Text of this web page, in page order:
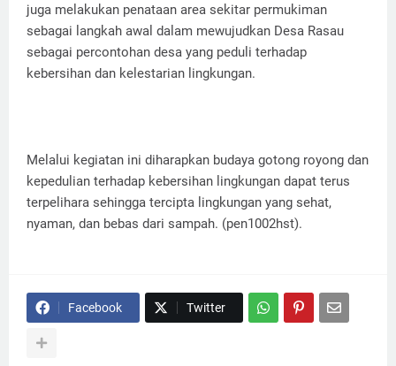
juga melakukan penataan area sekitar permukiman
sebagai langkah awal dalam mewujudkan Desa Rasau
sebagai percontohan desa yang peduli terhadap
kebersihan dan kelestarian lingkungan.
Melalui kegiatan ini diharapkan budaya gotong royong dan
kepedulian terhadap kebersihan lingkungan dapat terus
terpelihara sehingga tercipta lingkungan yang sehat,
nyaman, dan bebas dari sampah. (pen1002hst).
Facebook Twitter